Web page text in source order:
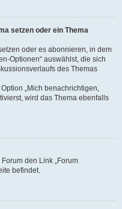
setzen oder ein Thema
oder es abonnieren, in dem
Optionen“ auswählst, die sich
des Themas
„Mich benachrichtigen,
wird das Thema ebenfalls
den Link „Forum
befindet.